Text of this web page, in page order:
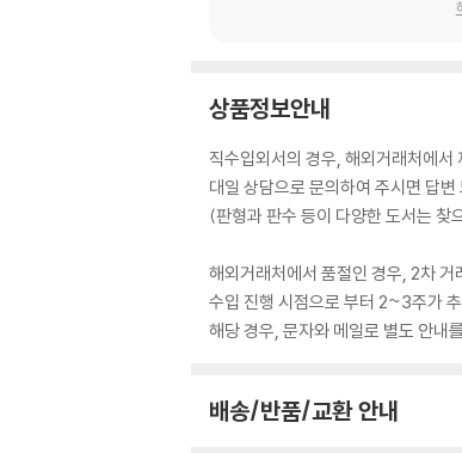
상품정보안내
직수입외서의 경우, 해외거래처에서
대일 상담으로 문의하여 주시면 답변
(판형과 판수 등이 다양한 도서는 찾
해외거래처에서 품절인 경우, 2차
수입 진행 시점으로 부터 2~3주가
해당 경우, 문자와 메일로 별도 안내
배송/반품/교환 안내